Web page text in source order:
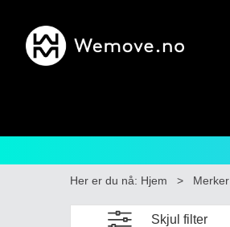
Her er du nå: Hjem > Merker
Skjul filter